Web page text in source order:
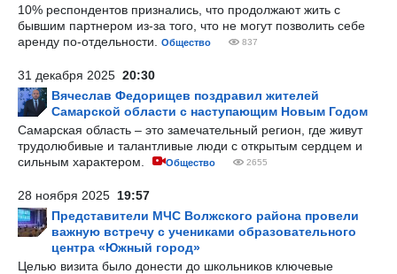
10% респондентов признались, что продолжают жить с
бывшим партнером из-за того, что не могут позволить себе
аренду по-отдельности.
Общество 837
31 декабря 2025 20:30
Вячеслав Федорищев поздравил жителей
Самарской области с наступающим Новым Годом
Самарская область – это замечательный регион, где живут
трудолюбивые и талантливые люди с открытым сердцем и
сильным характером.
Общество 2655
28 ноября 2025 19:57
Представители МЧС Волжского района провели
важную встречу с учениками образовательного
центра «Южный город»
Целью визита было донести до школьников ключевые